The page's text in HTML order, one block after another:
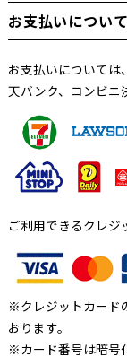
お支払いについて
お支払いについては
天バンク、コンビニ
ご利用できるクレジ
※クレジットカード
おります。
※カード番号は暗号